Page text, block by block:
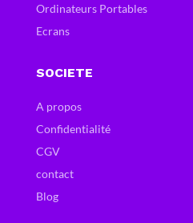
Ordinateurs Portables
Ecrans
SOCIETE
A propos
Confidentialité
CGV
contact
Blog